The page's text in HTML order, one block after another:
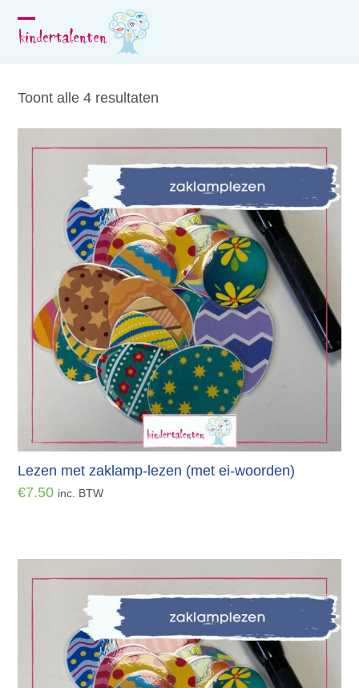
Open
menu
Close
menu
Toont alle 4 resultaten
Lezen met zaklamp-lezen (met ei-woorden)
€7.50 inc. BTW